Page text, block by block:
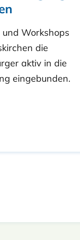
Workshops
die
aktiv in die
eingebunden.